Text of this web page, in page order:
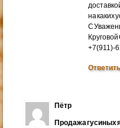
на каких
С
+7(911)-
Ответить
Пётр
Продажа гусиных